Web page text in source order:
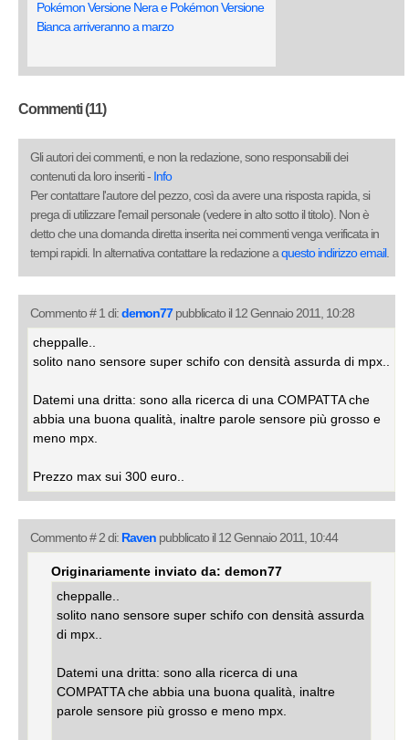
Pokémon Versione Nera e Pokémon Versione
Bianca arriveranno a marzo
Commenti (11)
Gli autori dei commenti, e non la redazione, sono responsabili dei
contenuti da loro inseriti - Info
Per contattare l'autore del pezzo, così da avere una risposta rapida, si
prega di utilizzare l'email personale (vedere in alto sotto il titolo). Non è
detto che una domanda diretta inserita nei commenti venga verificata in
tempi rapidi. In alternativa contattare la redazione aquesto indirizzo email.
Commento # 1 di:demon77pubblicato il 12 Gennaio 2011, 10:28
cheppalle..
solito nano sensore super schifo con densità assurda di mpx..
Datemi una dritta: sono alla ricerca di una COMPATTA che
abbia una buona qualità, inaltre parole sensore più grosso e
meno mpx.
Prezzo max sui 300 euro..
Commento # 2 di: Raven pubblicato il 12 Gennaio 2011, 10:44
Originariamente inviato da: demon77
cheppalle..
solito nano sensore super schifo con densità assurda
di mpx..
Datemi una dritta: sono alla ricerca di una
COMPATTA che abbia una buona qualità, inaltre
parole sensore più grosso e meno mpx.